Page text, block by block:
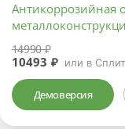
Антикоррозийная
14990 ₽
10493 ₽ или в Сплит
Демоверсия